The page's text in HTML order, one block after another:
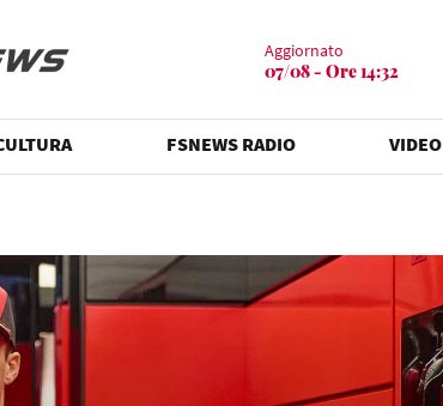
Aggiornato
07/08 - Ore 14:32
FSNEWS RADIO VIDEO